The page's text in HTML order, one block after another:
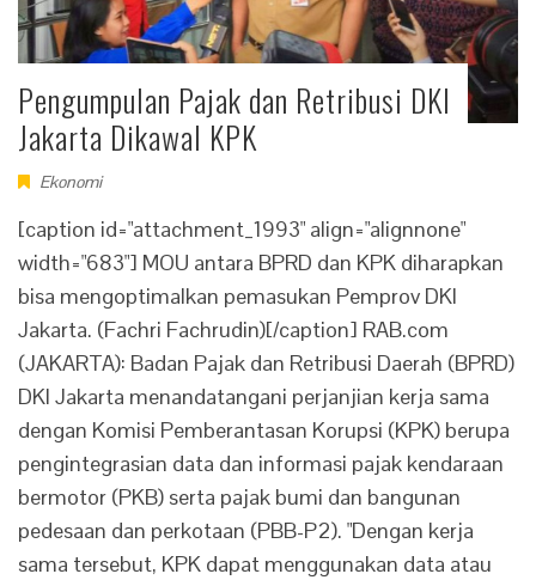
Pengumpulan Pajak dan Retribusi DKI
Jakarta Dikawal KPK
Ekonomi
[caption id="attachment_1993" align="alignnone"
width="683"] MOU antara BPRD dan KPK diharapkan
bisa mengoptimalkan pemasukan Pemprov DKI
Jakarta. (Fachri Fachrudin)[/caption] RAB.com
(JAKARTA): Badan Pajak dan Retribusi Daerah (BPRD)
DKI Jakarta menandatangani perjanjian kerja sama
dengan Komisi Pemberantasan Korupsi (KPK) berupa
pengintegrasian data dan informasi pajak kendaraan
bermotor (PKB) serta pajak bumi dan bangunan
pedesaan dan perkotaan (PBB-P2). "Dengan kerja
sama tersebut, KPK dapat menggunakan data atau